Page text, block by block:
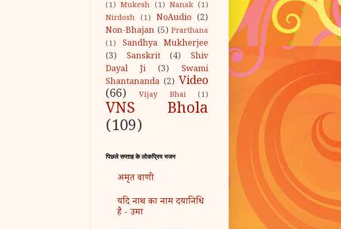
(1) Mukesh (1) Nanak (1)
Nirdosh (1) NoAudio (2)
Non-Bhajan (5) Prarthana
(1)
Sandhya Mukherjee
(3)
Sanskrit (4)
Shiv
Dayal Ji
(3)
Swami
Shantananda (2) Video
(66) Vijay Bhai (1)
VNS Bhola
(109)
पिछले सप्ताह के लोकप्रिय भजन
अमृत वाणी
यदि नाथ का नाम दयानिधि
है - उमा